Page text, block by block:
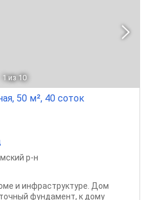
1 из 10
50 м², 40 соток
р-н
и инфраструктуре. Дом
фундамент, к дому